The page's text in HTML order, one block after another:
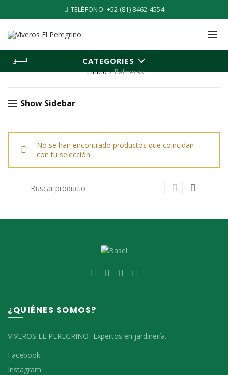
TELÉFONO: +52 (81) 8462-4554
CATEGORIES
Inicio Palmeras
Show Sidebar
No se han encontrado productos que coincidan
con tu selección.
Search
for:
¿QUIÉNES SOMOS?
VIVEROS EL PEREGRINO- Expertos en jardinería.
Facebook
Instagram